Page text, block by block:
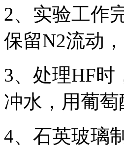
2、实验工作
保留N2流动
3、处理HF时
冲水，用葡
4、石英玻璃